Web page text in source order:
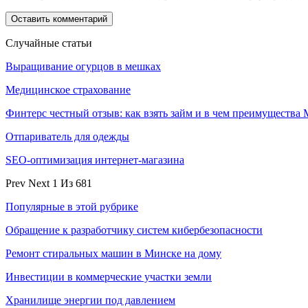
Случайные статьи
Выращивание огурцов в мешках
Медицинское страхование
Финтерс честный отзыв: как взять займ и в чем
Отпариватель для одежды
SEO-оптимизация интернет-магазина
Prev Next 1 Из 681
Популярные в этой рубрике
Обращение к разработчику систем кибербезопасности
Ремонт стиральных машин в Минске на дому
Инвестиции в коммерческие участки земли
Хранилище энергии под давлением